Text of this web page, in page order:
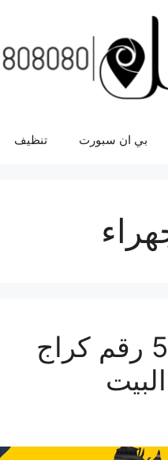
بي ان سبورت تنظيف
رقم كراج صناعية الجهراء 55445363 رقم كراج